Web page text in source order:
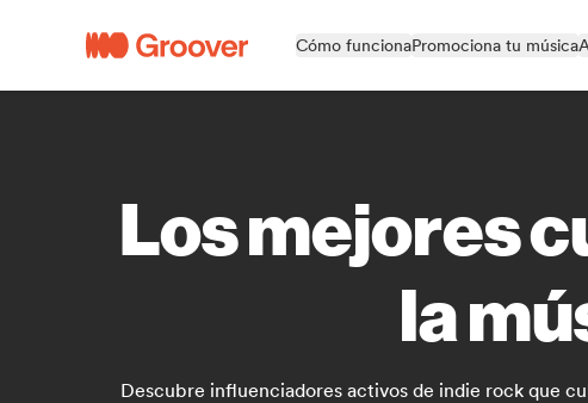
Cómo funcionaPromociona tu música
Los mejores
la
Descubre influenciadores activos de indie rock que